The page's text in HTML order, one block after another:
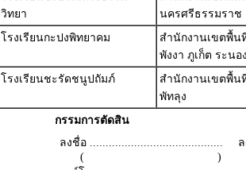
วิทยา
นครศรีธรรมราช
โรงเรียนกะปงพิทยาคม
สำนักงานเขตพื้น
พังงา ภูเก็ต ระนอง
โรงเรียนชะรัดชนูปถัมภ์
สำนักงานเขตพื้น
พัทลุง
กรรมการตัดสิน
ลงชื่อ ..........................................
( )